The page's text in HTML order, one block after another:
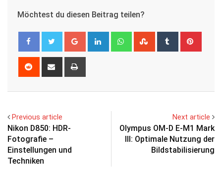
Möchtest du diesen Beitrag teilen?
Google+ LinkedIn WhatsappStumbleUpon
Tumblr
Reddit
Share
Previous article
Nikon D850: HDR-
Fotografie –
Einstellungen und
Techniken
Next article
Olympus OM-D E-M1 Mark
III: Optimale Nutzung der
Bildstabilisierung